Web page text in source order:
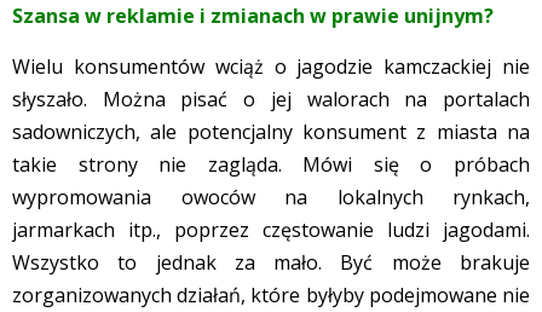
Szansa w reklamie i zmianach w prawie unijnym?
Wielu konsumentów wciąż o jagodzie kamczackiej nie
słyszało. Można pisać o jej walorach na portalach
sadowniczych, ale potencjalny konsument z miasta na
takie strony nie zagląda. Mówi się o próbach
wypromowania owoców na lokalnych rynkach,
jarmarkach itp., poprzez częstowanie ludzi jagodami.
Wszystko to jednak za mało. Być może brakuje
zorganizowanych działań, które byłyby podejmowane nie